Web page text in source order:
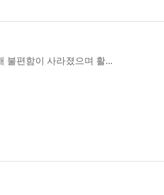
불편함이 사라졌으며 활...